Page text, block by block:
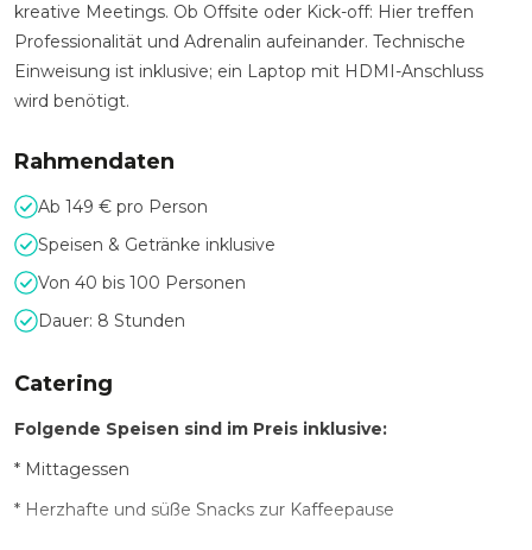
kreative Meetings. Ob Offsite oder Kick-off: Hier treffen
Professionalität und Adrenalin aufeinander. Technische
Einweisung ist inklusive; ein Laptop mit HDMI-Anschluss
wird benötigt.
Rahmendaten
Ab 149 € pro Person
Speisen & Getränke inklusive
Von 40 bis 100 Personen
Dauer: 8 Stunden
Catering
Folgende Speisen sind im Preis inklusive:
* Mittagessen
* Herzhafte und süße Snacks zur Kaffeepause